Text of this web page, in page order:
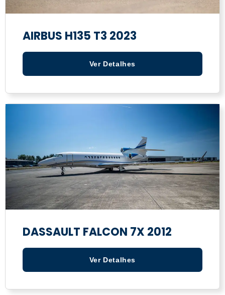
AIRBUS H135 T3 2023
Ver Detalhes
DASSAULT FALCON 7X 2012
Ver Detalhes